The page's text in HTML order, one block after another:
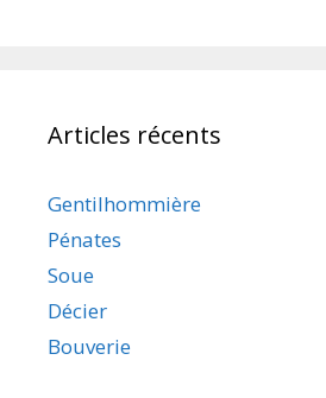
Articles récents
Gentilhommière
Pénates
Soue
Décier
Bouverie